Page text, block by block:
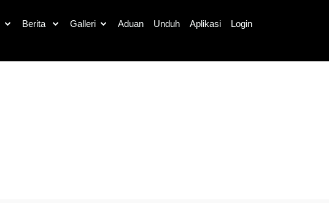
Berita Galleri Aduan Unduh Aplikasi Login